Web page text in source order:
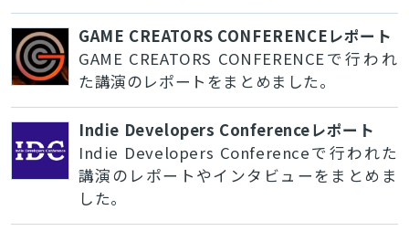
GAME CREATORS CONFERENCEレポート
GAME CREATORS CONFERENCEで行われ
た講演のレポートをまとめました。
Indie Developers Conferenceレポート
Indie Developers Conferenceで行われた
講演のレポートやインタビューをまとめま
した。